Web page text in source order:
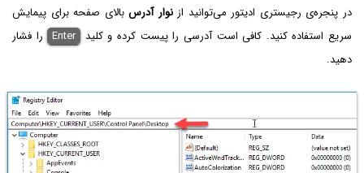
در پنجره‌ی رجیستری ادیتور می‌توانید ازنوار آدرسبالای صفحه برای پیمایش
سریع استفاده کنید. کافی است آدرسی را پیست کرده و کلید Enter را فشار
دهید.